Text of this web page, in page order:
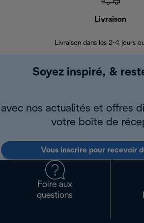
Livraison
Livraison dans les 2-4 jours
Soyez inspiré, &
avec nos actualités et offres
votre boîte de
Vous inscrire pour recevoir
Foire aux
questions